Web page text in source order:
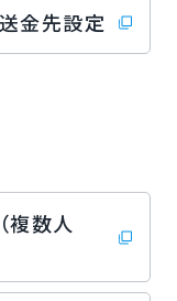
金先設定
複数人